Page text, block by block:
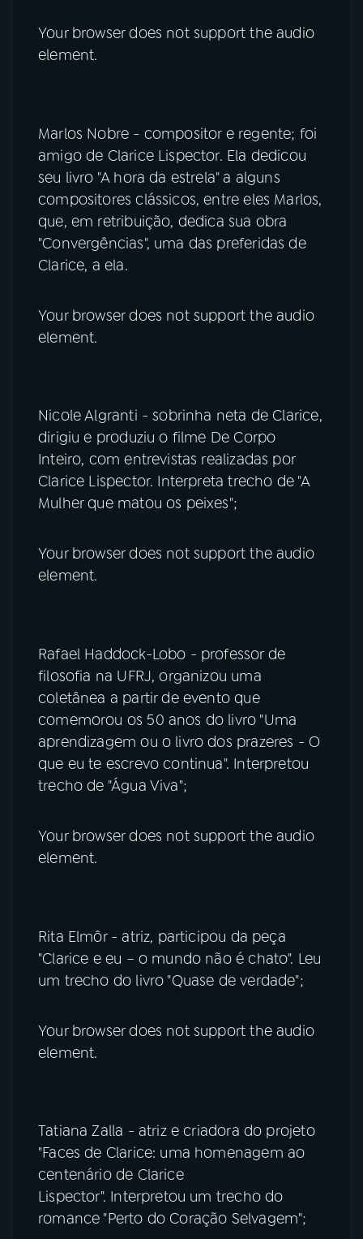
Your browser does not support the audio
element.
Marlos Nobre - compositor e regente; foi
amigo de Clarice Lispector. Ela dedicou
seu livro "A hora da estrela" a alguns
compositores clássicos, entre eles Marlos,
que, em retribuição, dedica sua obra
"Convergências", uma das preferidas de
Clarice, a ela.
Your browser does not support the audio
element.
Nicole Algranti - sobrinha neta de Clarice,
dirigiu e produziu o filme De Corpo
Inteiro, com entrevistas realizadas por
Clarice Lispector. Interpreta trecho de "A
Mulher que matou os peixes";
Your browser does not support the audio
element.
Rafael Haddock-Lobo - professor de
filosofia na UFRJ, organizou uma
coletânea a partir de evento que
comemorou os 50 anos do livro "Uma
aprendizagem ou o livro dos prazeres - O
que eu te escrevo continua". Interpretou
trecho de "Água Viva";
Your browser does not support the audio
element.
Rita Elmôr - atriz, participou da peça
"Clarice e eu – o mundo não é chato". Leu
um trecho do livro "Quase de verdade";
Your browser does not support the audio
element.
Tatiana Zalla - atriz e criadora do projeto
"Faces de Clarice: uma homenagem ao
centenário de Clarice
Lispector". Interpretou um trecho do
romance "Perto do Coração Selvagem";